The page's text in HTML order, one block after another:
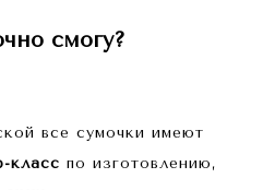
смогу?
все сумочки имеют
класс по изготовлению,